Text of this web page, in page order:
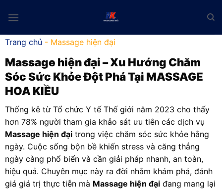
Trang chủ - Massage hiện đại
Massage hiện đại– Xu Hướng Chăm
Sóc Sức Khỏe Đột Phá Tại MASSAGE
HOA KIỀU
Thống kê từ Tổ chức Y tế Thế giới năm 2023 cho thấy
hơn 78% người tham gia khảo sát ưu tiên các dịch vụ
Massage hiện đại trong việc chăm sóc sức khỏe hằng
ngày. Cuộc sống bộn bề khiến stress và căng thẳng
ngày càng phổ biến và cần giải pháp nhanh, an toàn,
hiệu quả. Chuyên mục này ra đời nhằm khám phá, đánh
giá giá trị thực tiễn mà Massage hiện đại đang mang lại